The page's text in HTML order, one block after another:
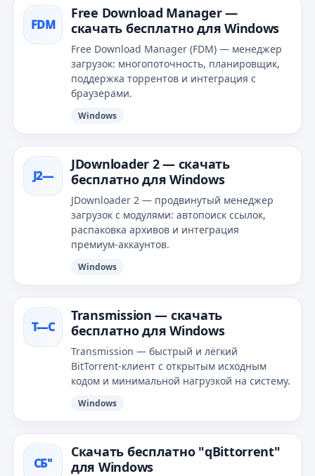
FDM
Free Download Manager —
скачать бесплатно для Windows
Free Download Manager (FDM) — менеджер
загрузок: многопоточность, планировщик,
поддержка торрентов и интеграция с
браузерами.
Windows
J2—
JDownloader 2 — скачать
бесплатно для Windows
JDownloader 2 — продвинутый менеджер
загрузок с модулями: автопоиск ссылок,
распаковка архивов и интеграция
премиум‑аккаунтов.
Windows
T—С
Transmission — скачать
бесплатно для Windows
Transmission — быстрый и лёгкий
BitTorrent‑клиент с открытым исходным
кодом и минимальной нагрузкой на систему.
Windows
СБ"
Скачать бесплатно "qBittorrent"
для Windows